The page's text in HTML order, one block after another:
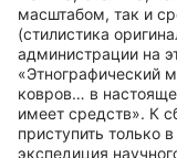
масштабом, так и
(стилистика
администрации на
«Этнографический
ковров… в
имеет средств». К
приступить только
экспедиция